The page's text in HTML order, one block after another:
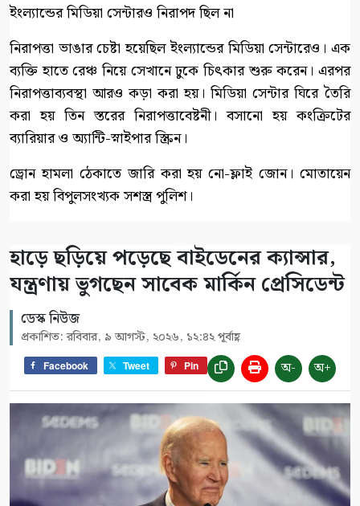
ইংল্যান্ডের মিডিয়া সেন্টারও নিরাপদ ছিল না
নিরাপত্তা ভাঙার চেষ্টা হয়েছিল ইংল্যান্ডের মিডিয়া সেন্টারেও। এক
ব্যক্তি হাতে রেঞ্চ নিয়ে সেখানে ঢুকে চিৎকার শুরু করেন। এরপর
নিরাপত্তাব্যবস্থা আরও কড়া করা হয়। মিডিয়া সেন্টার ঘিরে তৈরি
করা হয় তিন স্তরের নিরাপত্তাবেষ্টনী। বসানো হয় কংক্রিটের
ব্যারিয়ার ও অ্যান্টি-স্নাইপার স্ক্রিন।
ড্রোন হামলা ঠেকাতে জারি করা হয় নো-ফ্লাই জোন। মোতায়েন
করা হয় বিপুলসংখ্যক সশস্ত্র পুলিশ।
হাড়ে ছড়িয়ে পড়েছে বাইডেনের ক্যান্সার,
যন্ত্রণায় ভুগছেন সাবেক মার্কিন প্রেসিডেন্ট
ডেস্ক নিউজ
প্রকাশিত: রবিবার, ৯ আগস্ট, ২০২৬, ১২:৪২ পূর্বাহ্ণ
Facebook Tweet Pin অ- অ+